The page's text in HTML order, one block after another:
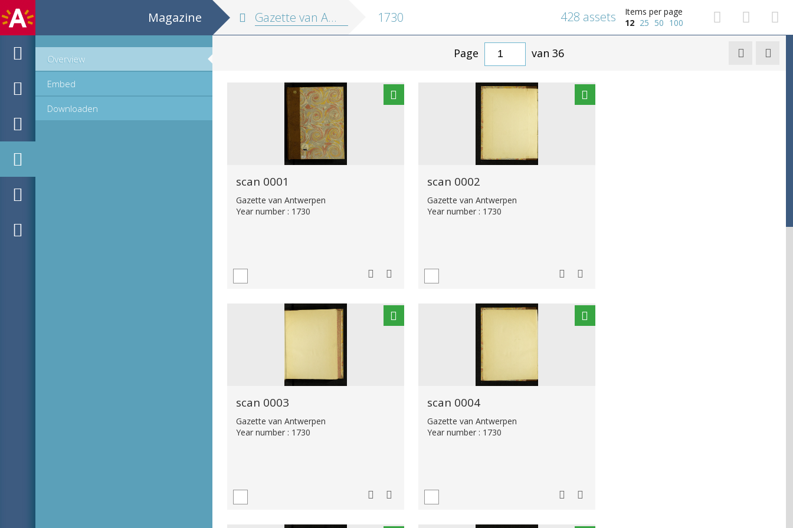
Magazine
Overview
Embed
Downloaden
Gazette van Antwerpen 1730
Items per page
12 25 50 100
428 assets
Page van 36  
scan 0001
Gazette van Antwerpen
Year number : 1730
scan 0002
Gazette van Antwerpen
Year number : 1730
scan 0003
Gazette van Antwerpen
Year number : 1730
scan 0004
Gazette van Antwerpen
Year number : 1730